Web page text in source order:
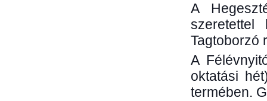
A
Tagtoborzó
A
oktatási
termében.